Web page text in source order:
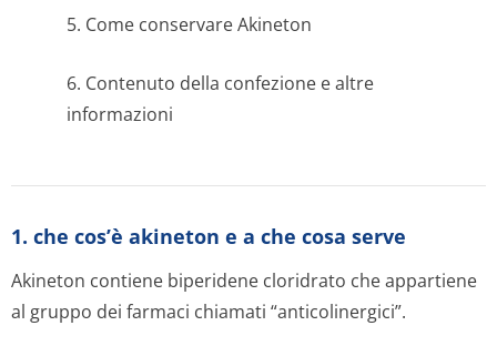
5. Come conservare Akineton
6. Contenuto della confezione e altre
informazioni
1. che cos’è akineton e a che cosa serve
Akineton contiene biperidene cloridrato che appartiene
al gruppo dei farmaci chiamati “anticolinergici”.